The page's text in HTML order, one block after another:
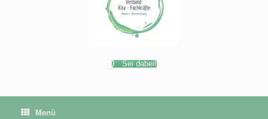
Sei dabei!
Menü